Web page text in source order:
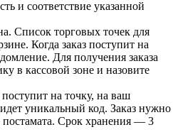
и соответствие указанной
Список торговых точек для
Когда заказ поступит на
Для получения заказа
в кассовой зоне и назовите
поступит на точку, на ваш
уникальный код. Заказ нужно
постамата. Срок хранения — 3